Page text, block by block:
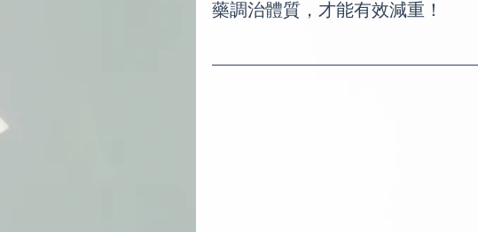
藥調治體質，才能有效減重！